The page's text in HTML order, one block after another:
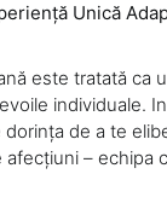
Unică
este tratată ca
individuale.
de a te
– echipa